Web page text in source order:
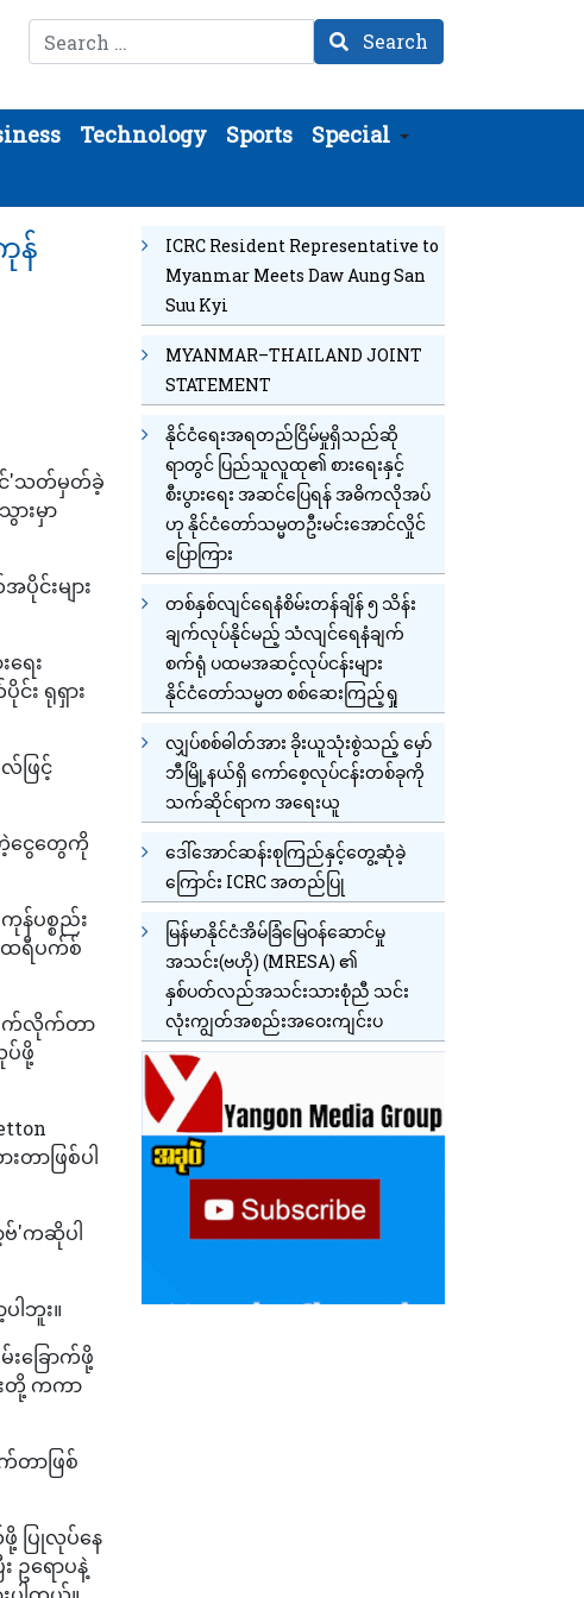
Search Search
Technology Sports
Special
န်
င်'သတ်မှတ်ခဲ့
ားမှာ
င်းများ
ေး
း ရုရှား
ဖြင့်
ငွေတွေကို
န်ပစ္စည်း
ထရီပက်စ်
ပိုက်လိုက်တာ
ပ်ဖို့
ာဖြစ်ပါ
ဗ်'ကဆိုပါ
ါဘူး။
ခြောက်ဖို့
းတို့ ကကာ
တာဖြစ်
ပြုလုပ်နေ
ဥရောပနဲ့
ICRC Resident Representative to
Myanmar Meets Daw Aung San
Suu Kyi
MYANMAR–THAILAND JOINT
STATEMENT
နိုင်ငံရေးအရတည်ငြိမ်မှုရှိသည်ဆို
ရာတွင် ပြည်သူလူထု၏ စားရေးနှင့်
စီးပွားရေး အဆင်ပြေရန် အဓိကလိုအပ်
ဟု နိုင်ငံတော်သမ္မတဦးမင်းအောင်လှိုင်
ပြောကြား
တစ်နှစ်လျင်ရေနံစိမ်းတန်ချိန် ၅ သိန်း
ချက်လုပ်နိုင်မည့် သံလျင်ရေနံချက်
စက်ရုံ ပထမအဆင့်လုပ်ငန်းများ
နိုင်ငံတော်သမ္မတ စစ်ဆေးကြည့်ရှု
လျှပ်စစ်ဓါတ်အား ခိုးယူသုံးစွဲသည့် မှော်
ဘီမြို့နယ်ရှိ ကော်စေ့လုပ်ငန်းတစ်ခုကို
သက်ဆိုင်ရာက အရေးယူ
ဒေါ်အောင်ဆန်းစုကြည်နှင့်တွေ့ဆုံခဲ့
ကြောင်း ICRC အတည်ပြု
မြန်မာနိုင်ငံအိမ်ခြံမြေဝန်ဆောင်မှု
အသင်း(ဗဟို) (MRESA) ၏
နှစ်ပတ်လည်အသင်းသားစုံညီ သင်း
လုံးကျွတ်အစည်းအဝေးကျင်းပ